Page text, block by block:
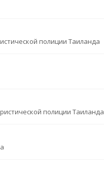
полиции Таиланда
полиции Таиланда